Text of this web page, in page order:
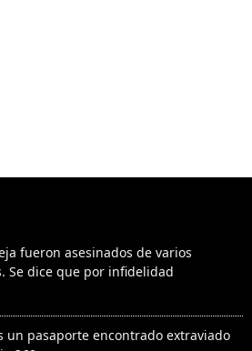
fueron asesinados de varios
Se dice que por infidelidad
un pasaporte encontrado extraviado